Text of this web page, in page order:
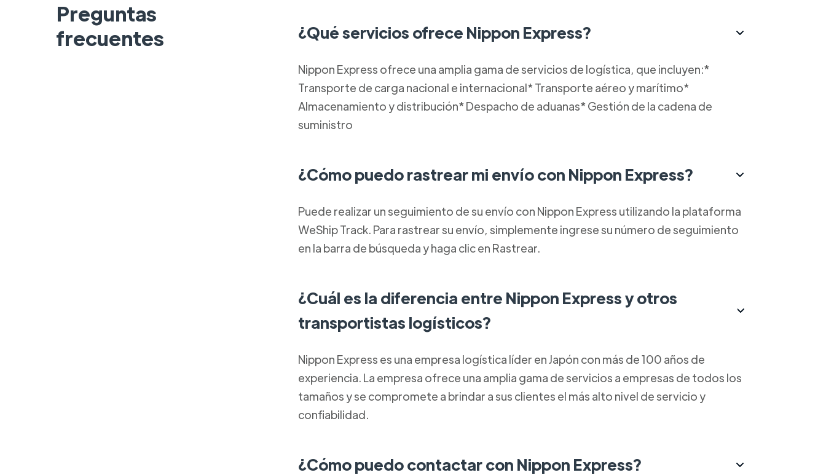
Preguntas
frecuentes
¿Qué servicios ofrece Nippon Express?
Nippon Express ofrece una amplia gama de servicios de logística, que incluyen:*
Transporte de carga nacional e internacional* Transporte aéreo y marítimo*
Almacenamiento y distribución* Despacho de aduanas* Gestión de la cadena de
suministro
¿Cómo puedo rastrear mi envío con Nippon Express?
Puede realizar un seguimiento de su envío con Nippon Express utilizando la plataforma
WeShip Track. Para rastrear su envío, simplemente ingrese su número de seguimiento
en la barra de búsqueda y haga clic en Rastrear.
¿Cuál es la diferencia entre Nippon Express y otros
transportistas logísticos?
Nippon Express es una empresa logística líder en Japón con más de 100 años de
experiencia. La empresa ofrece una amplia gama de servicios a empresas de todos los
tamaños y se compromete a brindar a sus clientes el más alto nivel de servicio y
confiabilidad.
¿Cómo puedo contactar con Nippon Express?